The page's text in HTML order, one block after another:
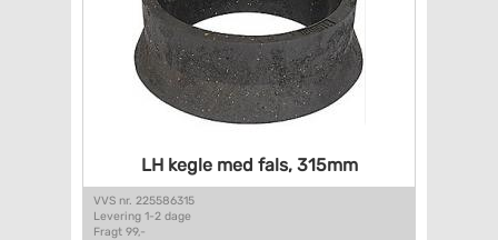
LH kegle med fals, 315mm
VVS nr. 225586315
Levering 1-2 dage
Fragt 99,-